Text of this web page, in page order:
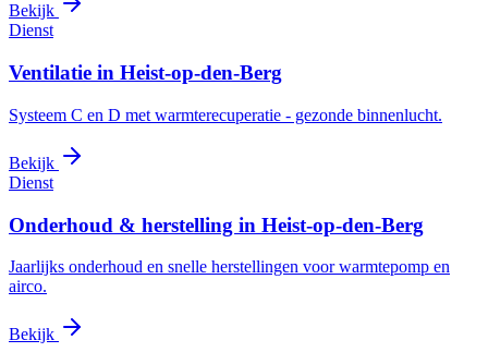
Bekijk
Dienst
Ventilatie in Heist-op-den-Berg
Systeem C en D met warmterecuperatie - gezonde binnenlucht.
Bekijk
Dienst
Onderhoud & herstelling in Heist-op-den-Berg
Jaarlijks onderhoud en snelle herstellingen voor warmtepomp en
airco.
Bekijk